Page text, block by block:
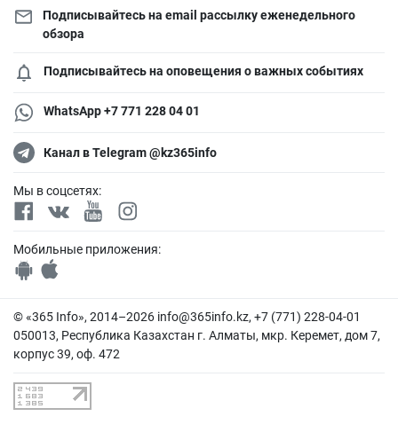
Подписывайтесь на email рассылку еженедельного
обзора
Подписывайтесь на оповещения о важных событиях
WhatsApp +7 771 228 04 01
Канал в Telegram @kz365info
Мы в соцсетях:
Мобильные приложения:
© «365 Info», 2014–2026 info@365info.kz, +7 (771) 228-04-01
050013, Республика Казахстан г. Алматы, мкр. Керемет, дом 7,
корпус 39, оф. 472